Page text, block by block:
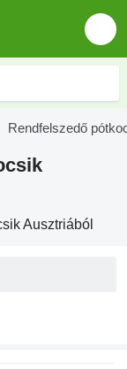
Rendfelszedő
Ausztriából